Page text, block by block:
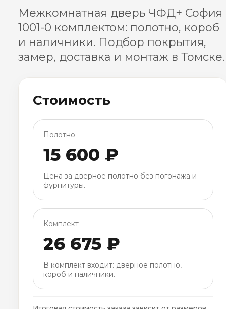
Межкомнатная дверь ЧФД+ София
1001-0 комплектом: полотно, короб
и наличники. Подбор покрытия,
замер, доставка и монтаж в Томске.
Стоимость
Полотно
15 600 ₽
Цена за дверное полотно без погонажа и
фурнитуры.
Комплект
26 675 ₽
В комплект входит: дверное полотно,
короб и наличники.